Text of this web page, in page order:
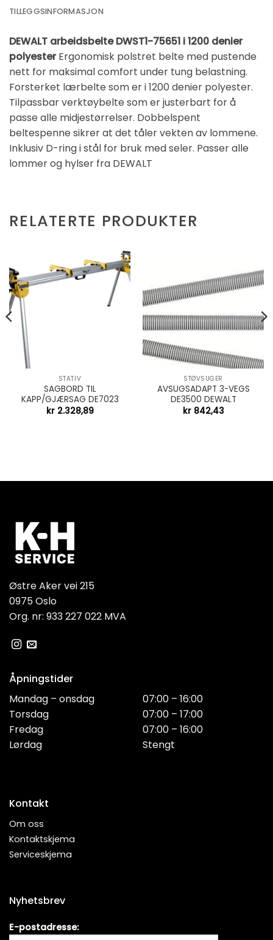
TILLEGGSINFORMASJON
DEWALT arbeidsbelte DWST1-75651 i 1200 denier
polyesterErgonomisk polstret belte med pustende
nett for maksimal comfort under tung belastning.
Forsterket lærbelte som er i 1200 denier polyester.
Tilpassbar verktøybelte som er justerbart for å
passe alle midjestørrelser. Dobbelspent
beltespenne sikrer at det tåler vekten av lommene.
Inklusiv D-ring i stål for bruk med seler. Passer alle
lommer og hylser fra DEWALT
RELATERTE PRODUKTER
STATIV
SAGBORD TIL
KAPP/GJÆRSAG DE7023
kr2.328,89
STØVSUGER
AVSUGSADAPT 3-VEGS
DE3500 DEWALT
kr842,43
Østre Aker vei 215
0975 Oslo
Org. nr: 933 227 022 MVA
Åpningstider
Mandag – onsdag
Torsdag
Fredag
Lørdag
07:00 – 16:00
07:00 – 17:00
07:00 – 16:00
Stengt
Kontakt
Om oss
Kontaktskjema
Serviceskjema
Nyhetsbrev
E-postadresse: